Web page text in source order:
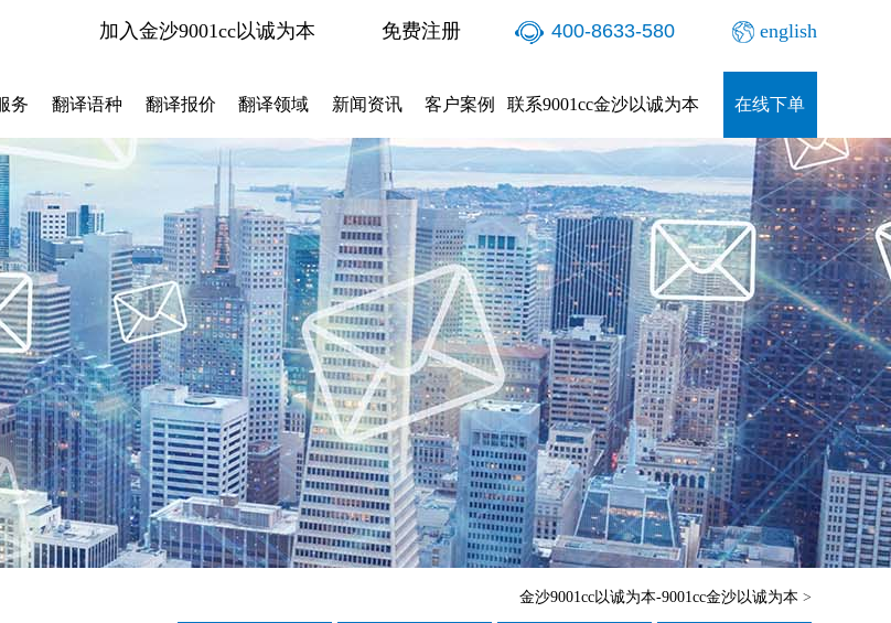
加入金沙9001cc以诚为本 免费注册 400-8633-580 english
务 翻译语种 翻译报价 翻译领域 新闻资讯 客户案例 联系9001cc金沙以诚为本 在线下单
金沙9001cc以诚为本-9001cc金沙以诚为本 >